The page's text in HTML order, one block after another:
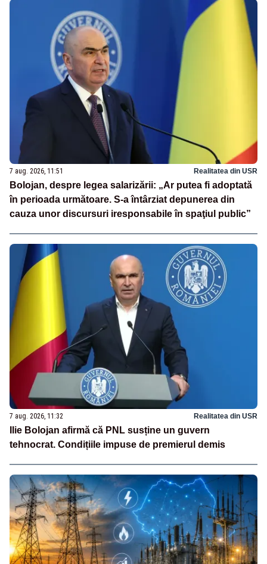
7 aug. 2026, 11:51 Realitatea din USR
Bolojan, despre legea salarizării: „Ar putea fi adoptată
în perioada următoare. S-a întârziat depunerea din
cauza unor discursuri iresponsabile în spaţiul public”
7 aug. 2026, 11:32 Realitatea din USR
Ilie Bolojan afirmă că PNL susține un guvern
tehnocrat. Condițiile impuse de premierul demis